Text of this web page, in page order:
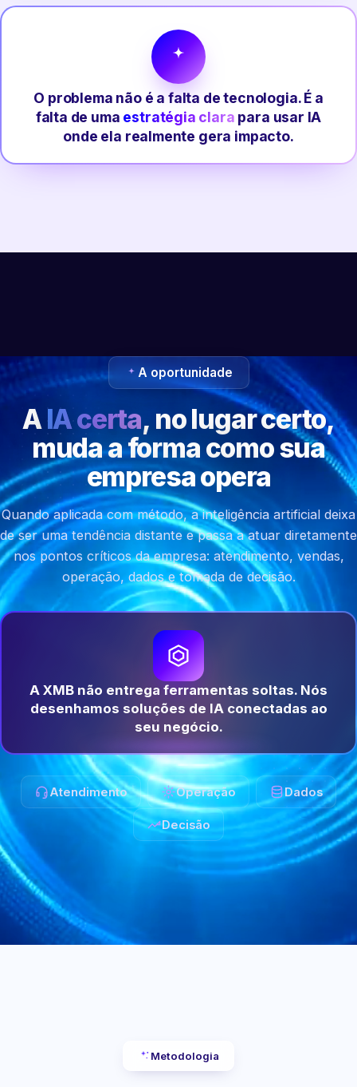
O problema não é a falta de tecnologia. É a
falta de uma estratégia clara para usar IA
onde ela realmente gera impacto.
A oportunidade
AIA certa, no lugar certo,
muda a forma como sua
empresa opera
Quando aplicada com método, a inteligência artificial deixa
de ser uma tendência distante e passa a atuar diretamente
nos pontos críticos da empresa: atendimento, vendas,
operação, dados e tomada de decisão.
A XMB não entrega ferramentas soltas. Nós
desenhamos soluções de IA conectadas ao
seu negócio.
Atendimento Operação Dados
Decisão
Metodologia